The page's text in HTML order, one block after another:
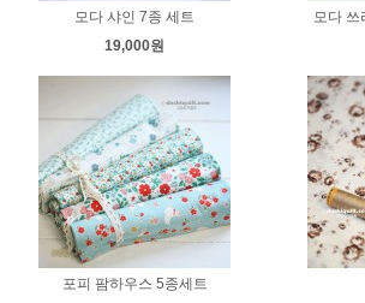
모다 샤인 7종 세트
19,000원
모다 쓰
포피 팜하우스 5종세트